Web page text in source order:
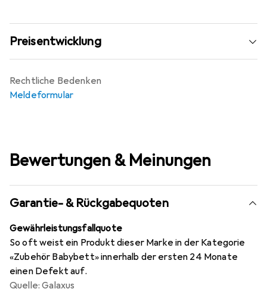
Preisentwicklung
Rechtliche Bedenken
Meldeformular
Bewertungen & Meinungen
Garantie- & Rückgabequoten
Gewährleistungsfallquote
So oft weist ein Produkt dieser Marke in der Kategorie
«Zubehör Babybett» innerhalb der ersten 24 Monate
einen Defekt auf.
Quelle: Galaxus